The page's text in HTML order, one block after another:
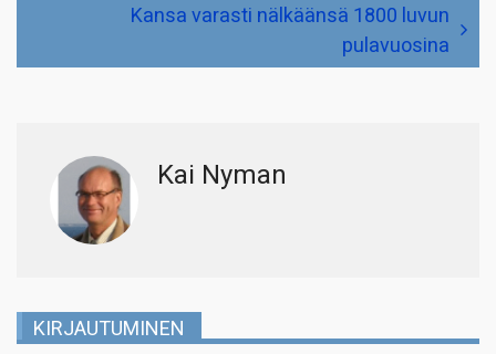
Kansa varasti nälkäänsä 1800 luvun
pulavuosina
Kai Nyman
KIRJAUTUMINEN